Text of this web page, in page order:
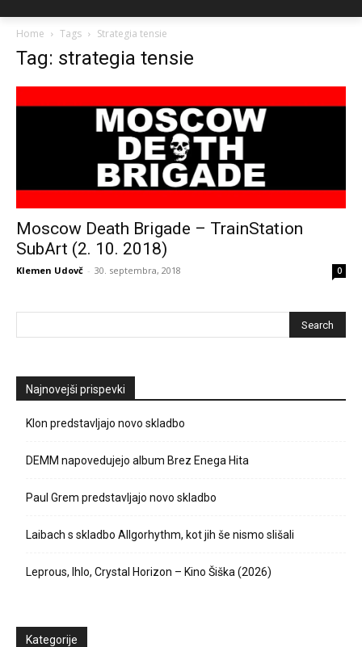
Home Tags Strategia tensie
Tag: strategia tensie
Moscow Death Brigade – TrainStation
SubArt (2. 10. 2018)
Klemen Udovč - 30. septembra, 2018 0
Najnovejši prispevki
Klon predstavljajo novo skladbo
DEMM napovedujejo album Brez Enega Hita
Paul Grem predstavljajo novo skladbo
Laibach s skladbo Allgorhythm, kot jih še nismo slišali
Leprous, Ihlo, Crystal Horizon – Kino Šiška (2026)
Kategorije